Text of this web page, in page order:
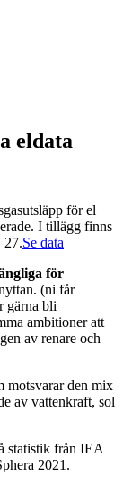
eldata
för el
I tillägg finns
27.Se data
för
(ni får
gärna bli
ambitioner att
av renare och
motsvarar den mix
av vattenkraft, sol
statistik från IEA
2021.